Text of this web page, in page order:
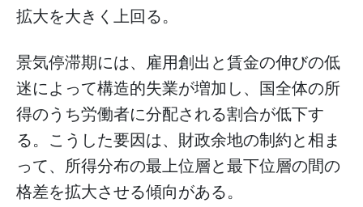
拡大を大きく上回る。
景気停滞期には、雇用創出と賃金の伸びの低
迷によって構造的失業が増加し、国全体の所
得のうち労働者に分配される割合が低下す
る。こうした要因は、財政余地の制約と相ま
って、所得分布の最上位層と最下位層の間の
格差を拡大させる傾向がある。